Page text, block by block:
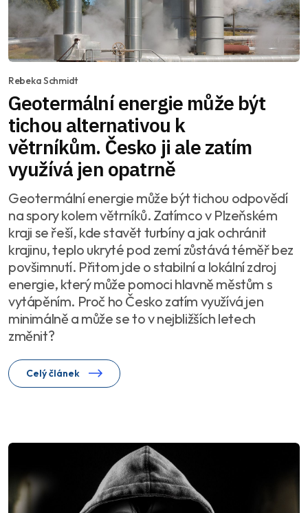
Rebeka Schmidt
Geotermální energie může být
tichou alternativou k
větrníkům. Česko ji ale zatím
využívá jen opatrně
Geotermální energie může být tichou odpovědí
na spory kolem větrníků. Zatímco v Plzeňském
kraji se řeší, kde stavět turbíny a jak ochránit
krajinu, teplo ukryté pod zemí zůstává téměř bez
povšimnutí. Přitom jde o stabilní a lokální zdroj
energie, který může pomoci hlavně městům s
vytápěním. Proč ho Česko zatím využívá jen
minimálně a může se to v nejbližších letech
změnit?
Celý článek